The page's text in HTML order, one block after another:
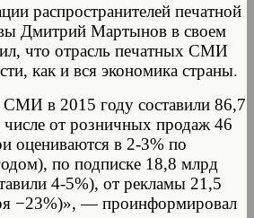
распространителей печатной
Дмитрий Мартынов в своем
что отрасль печатных СМИ
как и вся экономика страны.
в 2015 году составили 86,7
от розничных продаж 46
оцениваются в 2-3% по
по подписке 18,8 млрд
4-5%), от рекламы 21,5
−23%)», — проинформировал